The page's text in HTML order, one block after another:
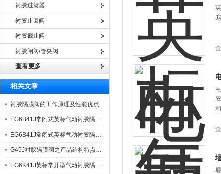
衬胶过滤器
衬胶止回阀
衬胶截止阀
衬胶闸阀/管夹阀
查看更多
相关文章
衬胶隔膜阀的工作原理及性能优点
EG6B41J常闭式英标气动衬胶隔膜阀之产品工作原理简介
EG6B41J常闭式英标气动衬胶隔膜阀之产品工作原理与参数
G45J衬胶隔膜阀之产品结构特点与型号编制
EG6K41J英标常开型气动衬胶隔膜阀之产品工作原理
J